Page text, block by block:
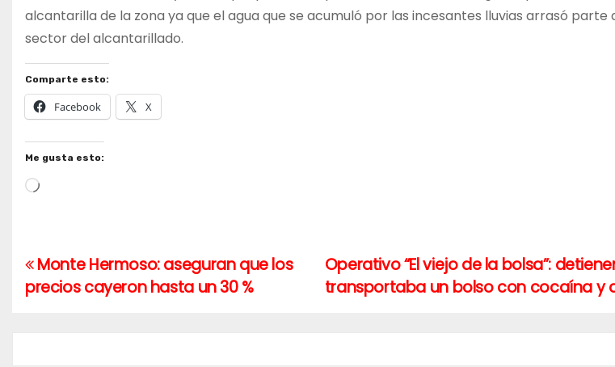
alcantarilla de la zona ya que el agua que se acumuló por las incesantes lluvias arrasó parte
sector del alcantarillado.
Comparte esto:
Facebook X
Me gusta esto:
Cargando...
Navegación
de
Operativo “El viejo de la bolsa”:
transportaba un bolso con cocaína y
Monte Hermoso: aseguran que los
precios cayeron hasta un 30 %